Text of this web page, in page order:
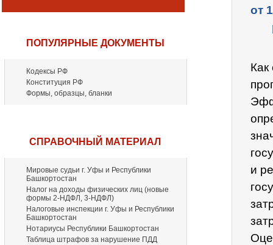
ПОПУЛЯРНЫЕ ДОКУМЕНТЫ
Кодексы РФ
Конституция РФ
Формы, образцы, бланки
СПРАВОЧНЫЙ МАТЕРИАЛ
Мировые судьи г. Уфы и Республики
Башкортостан
Налог на доходы физических лиц (новые
формы 2-НДФЛ, 3-НДФЛ)
Налоговые инспекции г. Уфы и Республики
Башкортостан
Нотариусы Республики Башкортостан
Таблица штрафов за нарушение ПДД
от
Как
и